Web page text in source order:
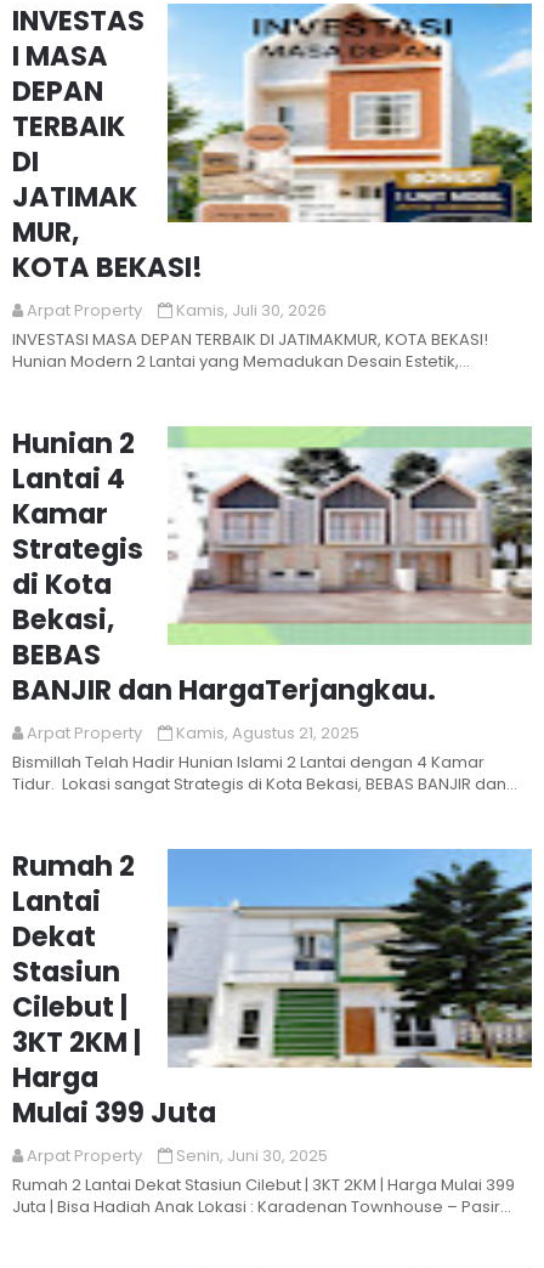
INVESTAS
I MASA
DEPAN
TERBAIK
DI
JATIMAK
MUR,
KOTA BEKASI!
Arpat Property
Kamis, Juli 30, 2026
INVESTASI MASA DEPAN TERBAIK DI JATIMAKMUR, KOTA BEKASI!
Hunian Modern 2 Lantai yang Memadukan Desain Estetik,
Read More
Hunian 2
Lantai 4
Kamar
Strategis
di Kota
Bekasi,
BEBAS
BANJIR dan HargaTerjangkau.
Arpat Property
Kamis, Agustus 21, 2025
Bismillah Telah Hadir Hunian Islami 2 Lantai dengan 4 Kamar
Tidur. Lokasi sangat Strategis di Kota Bekasi, BEBAS BANJIR dan
Rumah 2
Lantai
Dekat
Stasiun
Cilebut |
3KT 2KM |
Harga
Mulai 399 Juta
Arpat Property
Senin, Juni 30, 2025
Rumah 2 Lantai Dekat Stasiun Cilebut | 3KT 2KM | Harga Mulai 399
Juta | Bisa Hadiah Anak Lokasi : Karadenan Townhouse – Pasir